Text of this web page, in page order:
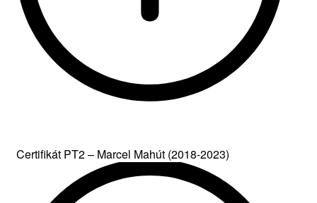
Certifikát PT2 – Marcel Mahút (2018-2023)